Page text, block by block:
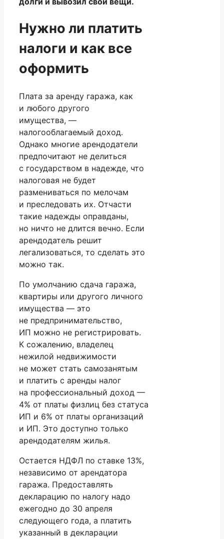
Нужно ли платить
налоги и как все
оформить
Плата за аренду гаража, как
и любого другого
имущества, —
налогооблагаемый доход.
Однако многие арендодатели
предпочитают не делиться
с государством в надежде, что
налоговая не будет
размениваться по мелочам
и преследовать их. Отчасти
такие надежды оправданы,
но ничто не длится вечно. Если
арендодатель решит
легализоваться, то сделать это
можно так.
По умолчанию сдача гаража,
квартиры или другого личного
имущества — это
не предпринимательство,
ИП можно не регистрировать.
К сожалению, владелец
нежилой недвижимости
не может стать самозанятым
и платить с аренды налог
на профессиональный доход —
4% от платы физлиц без статуса
ИП и 6% от платы организаций
и ИП. Это доступно только
арендодателям жилья.
Остается НДФЛ по ставке 13%,
независимо от арендатора
гаража. Предоставлять
декларацию по налогу надо
ежегодно до 30 апреля
следующего года, а платить
указанный в декларации